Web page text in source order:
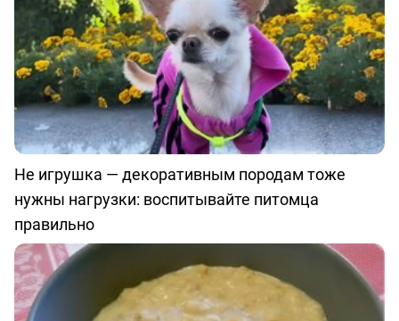
Не игрушка — декоративным породам тоже
нужны нагрузки: воспитывайте питомца
правильно